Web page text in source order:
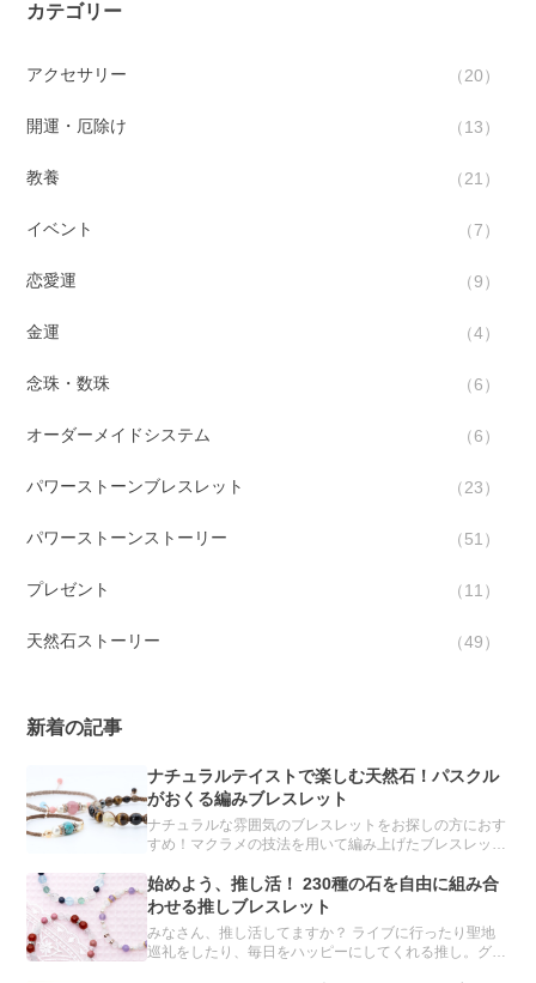
カテゴリー
アクセサリー 20
開運・厄除け 13
教養 21
イベント 7
恋愛運 9
金運 4
念珠・数珠 6
オーダーメイドシステム 6
パワーストーンブレスレット 23
パワーストーンストーリー 51
プレゼント 11
天然石ストーリー 49
新着の記事
ナチュラルテイストで楽しむ天然石！パスクル
がおくる編みブレスレット
ナチュラルな雰囲気のブレスレットをお探しの方におす
すめ！マクラメの技法を用いて編み上げたブレスレット
始めよう、推し活！ 230種の石を自由に組み合
わせる推しブレスレット
みなさん、推し活してますか？ ライブに行ったり聖地
巡礼をしたり、毎日をハッピーにしてくれる推し。グッ